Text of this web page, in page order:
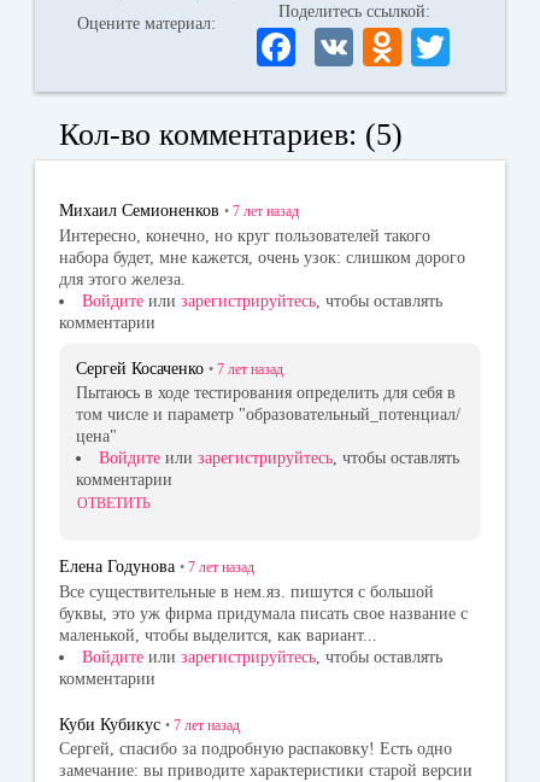
Оцените материал:
Поделитесь ссылкой:
Fa
ce
bo
ok
V
K
O
dn
la
ni
ki
wi
r
Кол-во комментариев: (5)
Михаил Семионенков • 7 лет назад
Интересно, конечно, но круг пользователей такого
набора будет, мне кажется, очень узок: слишком дорого
для этого железа.
Войдите или зарегистрируйтесь , чтобы оставлять
комментарии
Сергей Косаченко • 7 лет назад
Пытаюсь в ходе тестирования определить для себя в
том числе и параметр "образовательный_потенциал/
цена"
Войдите или зарегистрируйтесь, чтобы оставлять
комментарии
ОТВЕТИТЬ
Елена Годунова • 7 лет назад
Все существительные в нем.яз. пишутся с большой
буквы, это уж фирма придумала писать свое название с
маленькой, чтобы выделится, как вариант...
Войдите или зарегистрируйтесь , чтобы оставлять
комментарии
Куби Кубикус • 7 лет назад
Сергей, спасибо за подробную распаковку! Есть одно
замечание: вы приводите характеристики старой версии